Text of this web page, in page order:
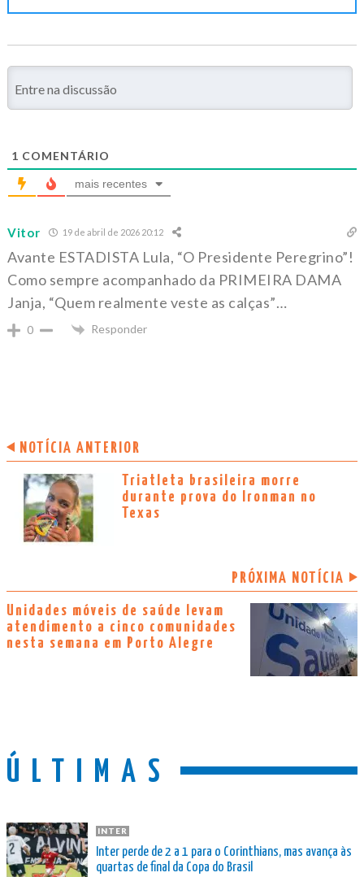
1 COMENTÁRIO
mais recentes
Vitor 19 de abril de 2026 20:12
Avante ESTADISTA Lula, “O Presidente Peregrino”!
Como sempre acompanhado da PRIMEIRA DAMA
Janja, “Quem realmente veste as calças”…
0 Responder
NOTÍCIA ANTERIOR
Triatleta brasileira morre
durante prova do Ironman no
Texas
PRÓXIMA NOTÍCIA
Unidades móveis de saúde levam
atendimento a cinco comunidades
nesta semana em Porto Alegre
ÚLTIMAS
INTER
Inter perde de 2 a 1 para o Corinthians, mas avança às
quartas de final da Copa do Brasil